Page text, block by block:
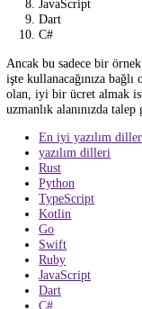
En çok para
Bir dili kullanarak ne
bağlıdır. Ancak,
belirli dillerin daha
dillerin daha yüksek
Overflow'un 2021
yüksek maaşlarını
Rust
Python
TypeScript
Kotlin
Go
Swift